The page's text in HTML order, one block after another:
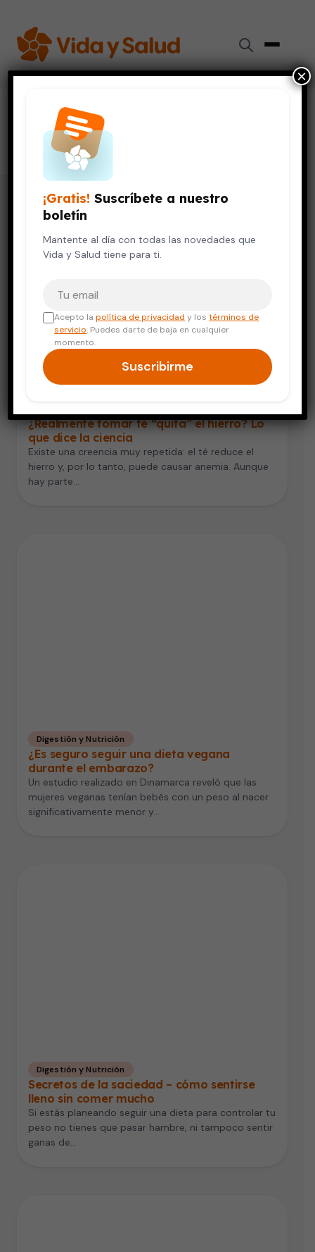
vegetariana
24 artículos
¿Realmente tomar té “quita” el hierro? Lo
que dice la ciencia
Existe una creencia muy repetida: el té reduce el
hierro y, por lo tanto, puede causar anemia. Aunque
hay parte…
Digestión y Nutrición
¿Es seguro seguir una dieta vegana
durante el embarazo?
Un estudio realizado en Dinamarca reveló que las
mujeres veganas tenían bebés con un peso al nacer
significativamente menor y…
Digestión y Nutrición
Secretos de la saciedad – cómo sentirse
lleno sin comer mucho
Si estás planeando seguir una dieta para controlar tu
peso no tienes que pasar hambre, ni tampoco sentir
ganas de…
¡Gratis! Suscríbete a nuestro
boletín
Mantente al día con todas las novedades que
Vida y Salud tiene para ti.
Acepto lapolítica de privacidad y lostérminos de
servicio. Puedes darte de baja en cualquier
momento.
Suscribirme
×